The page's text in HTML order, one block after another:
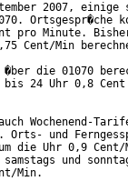
2007, einige
Ortsgespr�che
pro Minute.
Cent/Min
die 01070
24 Uhr 0,8 Cent
Wochenend-
und
die Uhr 0,9 Cent/
und
Min.